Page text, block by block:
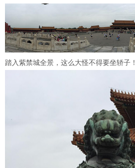
踏入紫禁城全景，这么大怪不得要坐轿子！